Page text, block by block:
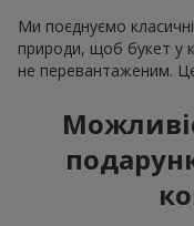
Ми поєднуємо
природи, щоб букет у
не перевантаженим. Це